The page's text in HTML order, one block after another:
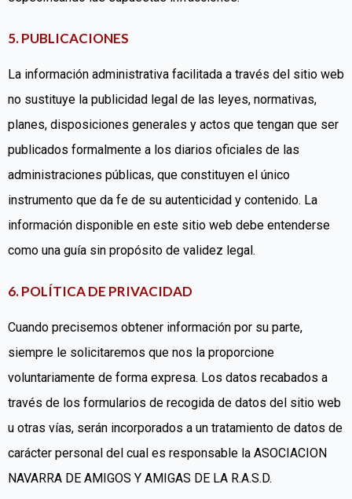
5. PUBLICACIONES
La información administrativa facilitada a través del sitio web
no sustituye la publicidad legal de las leyes, normativas,
planes, disposiciones generales y actos que tengan que ser
publicados formalmente a los diarios oficiales de las
administraciones públicas, que constituyen el único
instrumento que da fe de su autenticidad y contenido. La
información disponible en este sitio web debe entenderse
como una guía sin propósito de validez legal.
6. POLÍTICA DE PRIVACIDAD
Cuando precisemos obtener información por su parte,
siempre le solicitaremos que nos la proporcione
voluntariamente de forma expresa. Los datos recabados a
través de los formularios de recogida de datos del sitio web
u otras vías, serán incorporados a un tratamiento de datos de
carácter personal del cual es responsable la ASOCIACION
NAVARRA DE AMIGOS Y AMIGAS DE LA R.A.S.D.